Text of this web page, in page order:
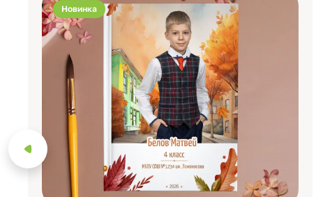
Новинка